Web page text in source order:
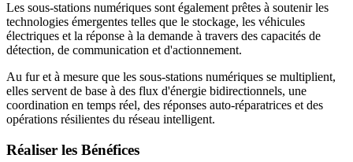
Les sous-stations numériques sont également prêtes à soutenir les
technologies émergentes telles que le stockage, les véhicules
électriques et la réponse à la demande à travers des capacités de
détection, de communication et d'actionnement.
Au fur et à mesure que les sous-stations numériques se multiplient,
elles servent de base à des flux d'énergie bidirectionnels, une
coordination en temps réel, des réponses auto-réparatrices et des
opérations résilientes du réseau intelligent.
Réaliser les Bénéfices